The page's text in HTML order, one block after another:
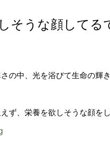
そうな顔してる
の中、光を浴びて生命の輝
ず、栄養を欲しそうな顔を